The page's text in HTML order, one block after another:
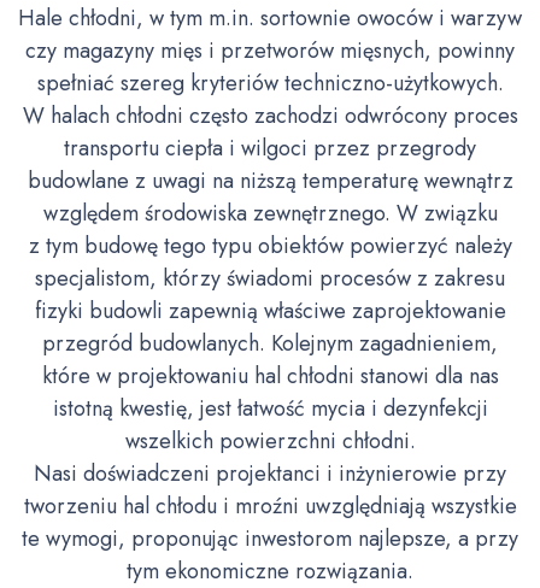
Hale chłodni, w tym m.in. sortownie owoców i warzyw
czy magazyny mięs i przetworów mięsnych, powinny
spełniać szereg kryteriów techniczno-użytkowych.
W halach chłodni często zachodzi odwrócony proces
transportu ciepła i wilgoci przez przegrody
budowlane z uwagi na niższą temperaturę wewnątrz
względem środowiska zewnętrznego. W związku
z tym budowę tego typu obiektów powierzyć należy
specjalistom, którzy świadomi procesów z zakresu
fizyki budowli zapewnią właściwe zaprojektowanie
przegród budowlanych. Kolejnym zagadnieniem,
które w projektowaniu hal chłodni stanowi dla nas
istotną kwestię, jest łatwość mycia i dezynfekcji
wszelkich powierzchni chłodni.
Nasi doświadczeni projektanci i inżynierowie przy
tworzeniu hal chłodu i mroźni uwzględniają wszystkie
te wymogi, proponując inwestorom najlepsze, a przy
tym ekonomiczne rozwiązania.